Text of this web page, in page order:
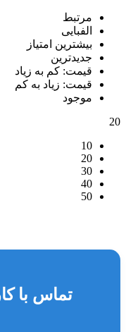
مرتبط
الفبایی
بیشترین امتیاز
جدیدترین
قیمت: کم به زیاد
قیمت: زیاد به کم
موجود
20
10
20
30
40
50
تماس با